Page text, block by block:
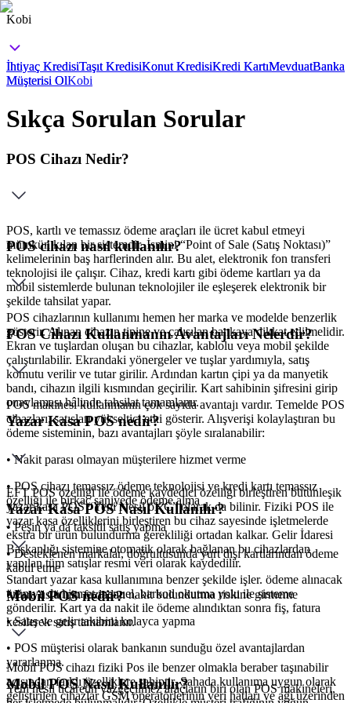
Kobi
İhtiyaç KredisiTaşıt KredisiKonut KredisiKredi KartıMevduatBanka
Müşterisi Ol
İhtiyaç KredisiTaşıt KredisiKonut KredisiKredi KartıMevduatBanka
Müşterisi OlKobi
Sıkça Sorulan Sorular
POS Cihazı Nedir?
POS, kartlı ve temassız ödeme araçları ile ücret kabul etmeyi
mümkün kılan bir sistemdir. İsmini “Point of Sale (Satış Noktası)”
kelimelerinin baş harflerinden alır. Bu alet, elektronik fon transferi
teknolojisi ile çalışır. Cihaz, kredi kartı gibi ödeme kartları ya da
mobil sistemlerde bulunan teknolojiler ile eşleşerek elektronik bir
şekilde tahsilat yapar.
POS cihazı nasıl kullanılır?
POS cihazlarının kullanımı hemen her marka ve modelde benzerlik
gösterir. Alınan cihazın tipine ve çalışılan bankaya dikkat edilmelidir.
Ekran ve tuşlardan oluşan bu cihazlar, kablolu veya mobil şekilde
çalıştırılabilir. Ekrandaki yönergeler ve tuşlar yardımıyla, satış
komutu verilir ve tutar girilir. Ardından kartın çipi ya da manyetik
bandı, cihazın ilgili kısmından geçirilir. Kart sahibinin şifresini girip
onaylaması hâlinde tahsilat tamamlanır.
POS Cihazı Kullanmanın Avantajları Nelerdir?
POS makinesi kullanmanın çok sayıda avantajı vardır. Temelde POS
cihazları, satışları yükseltici etki gösterir. Alışverişi kolaylaştıran bu
ödeme sisteminin, bazı avantajları şöyle sıralanabilir:
• Nakit parası olmayan müşterilere hizmet verme
• POS cihazı temassız ödeme teknolojisi ve kredi kartı temassız
özelliği ile birkaç saniyede ödeme alma
• Peşin ya da taksitli satış yapma
• Desteklenen markalar, doğrultusunda yurt dışı kartlarından ödeme
kabul etme
• Para üstü için fazladan nakit bulundurma riskine girmeme
• Satış ve gelir takibini kolayca yapma
• POS müşterisi olarak bankanın sunduğu özel avantajlardan
yararlanma.
Yeni nesil ticaretin vazgeçilmez araçların biri olan POS makineleri,
Yazar Kasa POS nedir?
EFT POS özelliği ile ödeme kaydedici özelliği birleştiren bütünleşik
yazar kasa POS “Yeni Nesil öKC” olarak da bilinir. Fiziki POS ile
yazar kasa özelliklerini birleştiren bu cihaz sayesinde işletmelerde
ekstra bir ürün bulundurma gerekliliği ortadan kalkar. Gelir İdaresi
Başkanlığı sistemine otomatik olarak bağlanan bu cihazlardan
yapılan tüm satışlar resmi veri olarak kaydedilir.
Yazar Kasa POS Nasıl Kullanılır?
Standart yazar kasa kullanımına benzer şekilde işler. ödeme alınacak
ürün ya da hizmet manuel, barkod okutma yolu ile sisteme
gönderilir. Kart ya da nakit ile ödeme alındıktan sonra fiş, fatura
kesilerek satış tamamlanır.
Mobil POS nedir?
Mobil POS cihazı fiziki Pos ile benzer olmakla beraber taşınabilir
açısından farklı özelliklere sahiptir. Sahada kullanıma uygun olarak
geliştirilen cihazlar GSM operatörlerinin veri hatları ve ağı üzerinden
Mobil POS Nasıl Kullanılır?